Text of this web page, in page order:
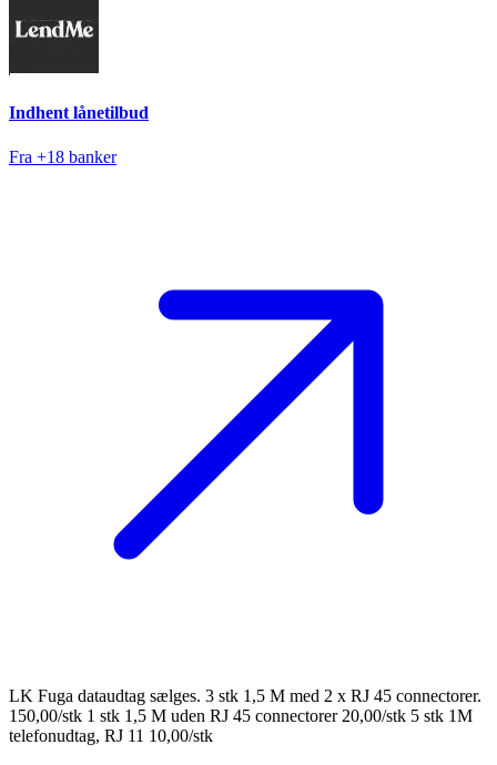
Indhent lånetilbud
Fra +18 banker
LK Fuga dataudtag sælges. 3 stk 1,5 M med 2 x RJ 45 connectorer.
150,00/stk 1 stk 1,5 M uden RJ 45 connectorer 20,00/stk 5 stk 1M
telefonudtag, RJ 11 10,00/stk